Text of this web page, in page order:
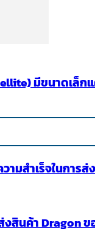
มีขนาดเล็ก
มสำเร็จในการ
นค้า Dragon ข